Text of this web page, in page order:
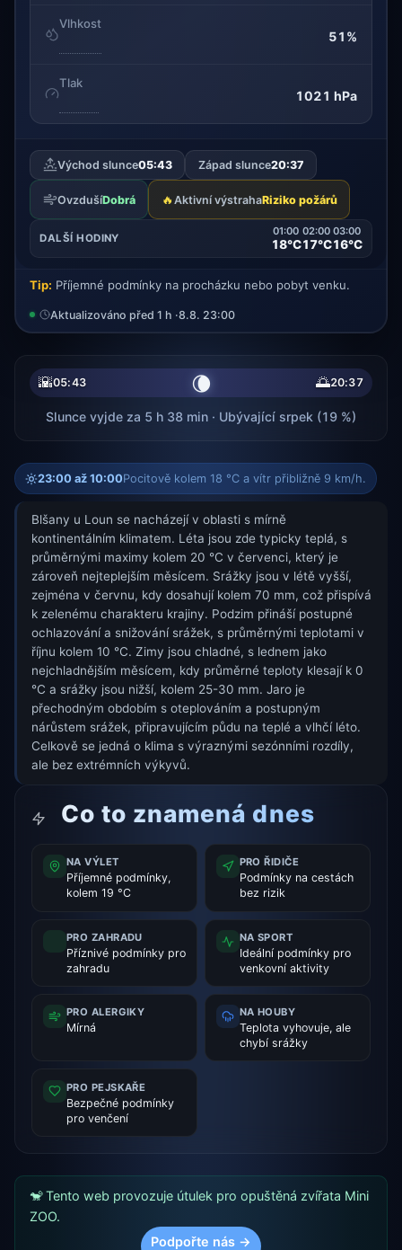
Vlhkost
51%
Tlak
1021 hPa
Východ slunce05:43 Západ slunce20:37
OvzdušíDobrá 🔥 Aktivní výstrahaRiziko požárů
DALŠÍ HODINY
01:00
18°C
02:00
17°C
03:00
16°C
Tip: Příjemné podmínky na procházku nebo pobyt venku.
Aktualizováno před 1 h ·8.8. 23:00
🌇05:43 🌘 🌅20:37
Slunce vyjde za 5 h 38 min · Ubývající srpek (19 %)
23:00 až 10:00Pocitově kolem 18 °C a vítr přibližně 9 km/h.
Blšany u Loun se nacházejí v oblasti s mírně
kontinentálním klimatem. Léta jsou zde typicky teplá, s
průměrnými maximy kolem 20 °C v červenci, který je
zároveň nejteplejším měsícem. Srážky jsou v létě vyšší,
zejména v červnu, kdy dosahují kolem 70 mm, což přispívá
k zelenému charakteru krajiny. Podzim přináší postupné
ochlazování a snižování srážek, s průměrnými teplotami v
říjnu kolem 10 °C. Zimy jsou chladné, s lednem jako
nejchladnějším měsícem, kdy průměrné teploty klesají k 0
°C a srážky jsou nižší, kolem 25-30 mm. Jaro je
přechodným obdobím s oteplováním a postupným
nárůstem srážek, připravujícím půdu na teplé a vlhčí léto.
Celkově se jedná o klima s výraznými sezónními rozdíly,
ale bez extrémních výkyvů.
Co to znamená dnes
NA VÝLET
Příjemné podmínky,
kolem 19 °C
PRO ŘIDIČE
Podmínky na cestách
bez rizik
PRO ZAHRADU
Příznivé podmínky pro
zahradu
NA SPORT
Ideální podmínky pro
venkovní aktivity
PRO ALERGIKY
Mírná
NA HOUBY
Teplota vyhovuje, ale
chybí srážky
PRO PEJSKAŘE
Bezpečné podmínky
pro venčení
🐒 Tento web provozuje útulek pro opuštěná zvířata Mini
ZOO.
Podpořte nás →